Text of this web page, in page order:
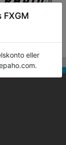
eller